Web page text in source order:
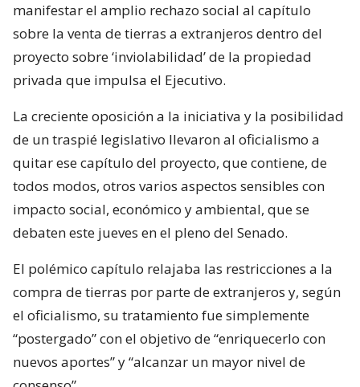
manifestar el amplio rechazo social al capítulo
sobre la venta de tierras a extranjeros dentro del
proyecto sobre ‘inviolabilidad’ de la propiedad
privada que impulsa el Ejecutivo.
La creciente oposición a la iniciativa y la posibilidad
de un traspié legislativo llevaron al oficialismo a
quitar ese capítulo del proyecto, que contiene, de
todos modos, otros varios aspectos sensibles con
impacto social, económico y ambiental, que se
debaten este jueves en el pleno del Senado.
El polémico capítulo relajaba las restricciones a la
compra de tierras por parte de extranjeros y, según
el oficialismo, su tratamiento fue simplemente
“postergado” con el objetivo de “enriquecerlo con
nuevos aportes” y “alcanzar un mayor nivel de